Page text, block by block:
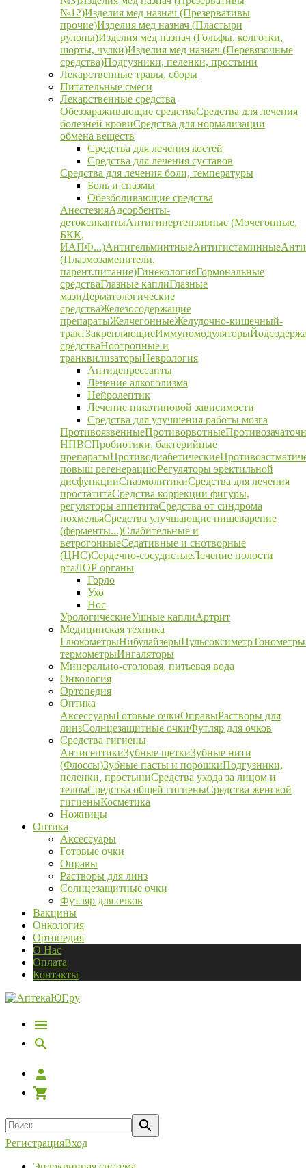
№12)Изделия мед назнач (Презервативы
прочие)Изделия мед назнач (Пластыри
рулоны)Изделия мед назнач (Гольфы, колготки,
шорты, чулки)Изделия мед назнач (Перевязочные
средства)Подгузники, пеленки, простыни
Лекарственные травы, сборы
Питательные смеси
Лекарственные средства
Обеззараживающие средстваСредства для лечения
болезней кровиСредства для нормализации
обмена веществ
Средства для лечения костей
Средства для лечения суставов
Средства для лечения боли, температуры
Боль и спазмы
Обезболивающие средства
АнестезияАдсорбенты-
детоксикантыАнтигипертензивные (Мочегонные,
БКК,
ИАПФ...)АнтигельминтныеАнтигистаминные
(Плазмозаменители,
парент.питание)ГинекологияГормональные
средстваГлазные каплиГлазные
мазиДерматологические
средстваЖелезосодержащие
препаратыЖелчегонныеЖелудочно-кишечный-
трактЗакрепляющиеИммуномодуляторы
средстваНоотропные и
транквилизаторыНеврология
Антидепрессанты
Лечение алкоголизма
Нейролептик
Лечение никотиновой зависимости
Средства для улучшения работы мозга
ПротивоязвенныеПротиворвотные
НПВСПробиотики, бактерийные
препаратыПротиводиабетические
повыш регенерациюРегуляторы эректильной
дисфункцииСпазмолитикиСредства для лечения
простатитаСредства коррекции фигуры,
регуляторы аппетитаСредства от синдрома
похмельяСредства улучшающие пищеварение
(ферменты...)Слабительные и
ветрогонныеСедативные и снотворные
(ЦНС)Сердечно-сосудистыеЛечение полости
ртаЛОР органы
Горло
Ухо
Нос
УрологическиеУшные каплиАртрит
Медицинская техника
ГлюкометрыНибулайзерыПульсоксиметрТонометры
термометрыИнгаляторы
Минерально-столовая, питьевая вода
Онкология
Ортопедия
Оптика
АксессуарыГотовые очкиОправыРастворы для
линзСолнцезащитные очкиФутляр для очков
Средства гигиены
АнтисептикиЗубные щеткиЗубные нити
(Флоссы)Зубные пасты и порошкиПодгузники,
пеленки, простыниСредства ухода за лицом и
теломСредства общей гигиеныСредства женской
гигиеныКосметика
Ножницы
Оптика
Аксессуары
Готовые очки
Оправы
Растворы для линз
Солнцезащитные очки
Футляр для очков
Вакцины
Онкология
Ортопедия
О Нас
Оплата
Контакты
РегистрацияВход